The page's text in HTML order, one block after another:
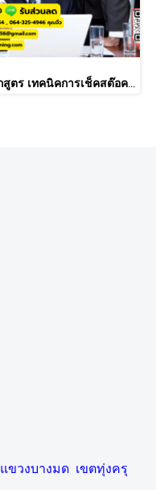
หลักสูตร เทคนิคการเช็คสต๊อคสินค้าอย่างมีประสิทธิภาพ
แขวงบางมด เขตทุ่งครุ